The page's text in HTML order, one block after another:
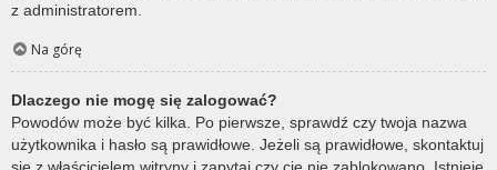
z administratorem.
Na górę
Dlaczego nie mogę się zalogować?
Powodów może być kilka. Po pierwsze, sprawdź czy twoja nazwa
użytkownika i hasło są prawidłowe. Jeżeli są prawidłowe, skontaktuj